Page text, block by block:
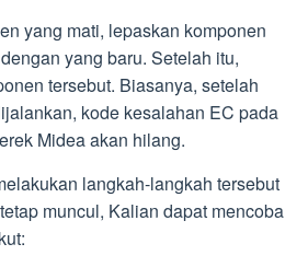
yang mati, lepaskan komponen
yang baru. Setelah itu,
tersebut. Biasanya, setelah
kode kesalahan EC pada
Midea akan hilang.
langkah-langkah tersebut
muncul, Kalian dapat mencoba